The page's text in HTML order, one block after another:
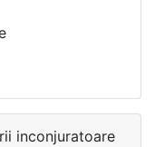
inconjuratoare